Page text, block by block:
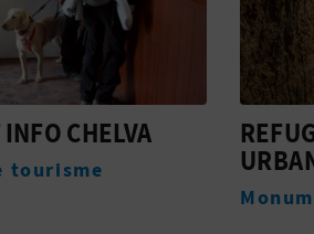
ANTIAÉREO
CHELVA DE
LOS